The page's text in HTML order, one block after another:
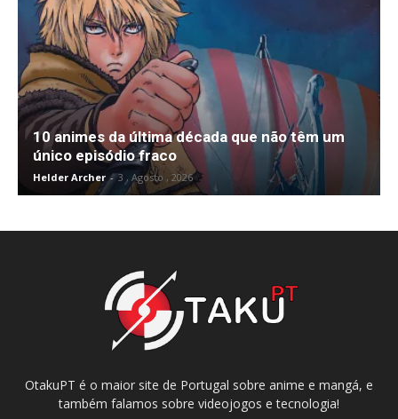
10 animes da última década que não têm um
único episódio fraco
Helder Archer - 3 , Agosto , 2026
OtakuPT é o maior site de Portugal sobre anime e mangá, e
também falamos sobre videojogos e tecnologia!